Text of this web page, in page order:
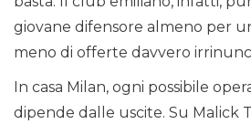
giovane difensore almeno per
meno di offerte davvero
In casa Milan, ogni possibile
dipende dalle uscite. Su Malick